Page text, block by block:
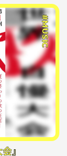
#MUSIC
』